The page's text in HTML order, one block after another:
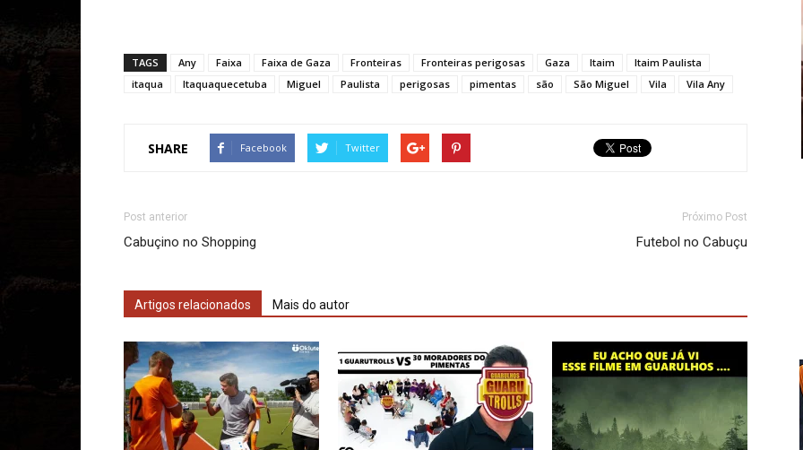
TAGS Any Faixa Faixa de Gaza Fronteiras Fronteiras perigosas Gaza Itaim
Itaim Paulista
itaqua
Itaquaquecetuba Miguel Paulista perigosas pimentas são São Miguel Vila Vila Any
SHARE Facebook Twitter
Post anterior
Cabuçino no Shopping
Próximo Post
Futebol no Cabuçu
Artigos relacionados Mais do autor